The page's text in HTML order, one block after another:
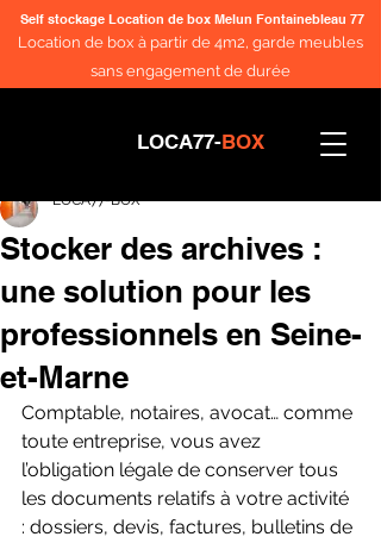
Self stockage Location de box Melun Fontainebleau 77
Location de box à partir de 4m2, garde meubles
sans engagement de durée
LOCA77-BOX
Stocker des archives :
une solution pour les
professionnels en Seine-
et-Marne
LOCA77-BOX
Comptable, notaires, avocat… comme
toute entreprise, vous avez
l’obligation légale de conserver tous
les documents relatifs à votre activité
: dossiers, devis, factures, bulletins de